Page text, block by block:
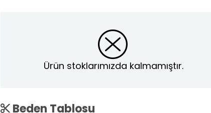
Ürün stoklarımızda kalmamıştır.
Beden Tablosu